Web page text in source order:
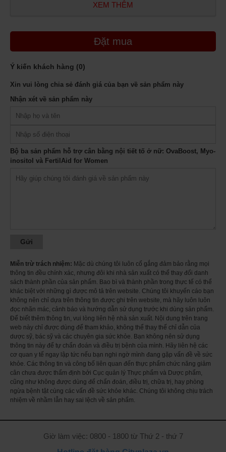
Bộ ba sản phẩm hỗ trợ cân bằng nội tiết tố ở nữ - mẫu cũ
Bộ ba sản phẩm hỗ trợ cân bằng nội tiết tố ở nữ - mẫu mới
Chất lượng trứng không chỉ ảnh hưởng đến khả năng thụ thai mà còn ảnh
hưởng đến sức khỏe sau này của con. Chất lượng trứng sẽ suy giảm khi
phụ nữ già đi. Tuy nhiên, tuổi tác không phải là yếu tố duy nhất ảnh hưởng
nhiễm nhiều chất độc hại, stress nhiều, chế độ ăn uống không hợp lý, mất
cân bằng nội tiết tố, từng phẫu thuật buồng trứng vv những yếu tố trên đều
ảnh hưởng đến chất lượng trứng của người phụ nữ, khiến cho việc thụ thai
XEM THÊM
Đặt mua
Ý kiến khách hàng (0)
Xin vui lòng chia sẻ đánh giá của bạn về sản phẩm này
Nhận xét về sản phẩm này
Bộ ba sản phẩm hỗ trợ cân bằng nội tiết tố ở nữ: OvaBoost, Myo-
inositol và FertilAid for Women
Miễn trừ trách nhiệm: Mặc dù chúng tôi luôn cố gắng đảm bảo rằng mọi
thông tin đều chính xác, nhưng đôi khi nhà sản xuất có thể thay đổi danh
sách thành phần của sản phẩm. Bao bì và thành phần trong thực tế có thể
khác biệt với những gì được mô tả trên website. Chúng tôi khuyến cáo bạn
không nên chỉ dựa trên thông tin được ghi trên website, mà hãy luôn luôn
đọc nhãn mác, cảnh báo và hướng dẫn sử dụng trước khi dùng sản phẩm.
Để biết thêm thông tin, vui lòng liên hệ nhà sản xuất. Nội dung trên trang
web này chỉ được dùng để tham khảo, không thể thay thế chỉ dẫn của
dược sỹ, bác sỹ và các chuyên gia sức khỏe. Bạn không nên sử dụng
thông tin này để tự chẩn đoán và điều trị bệnh của mình. Hãy liên hệ các
cơ quan y tế ngay lập tức nếu bạn nghi ngờ mình đang gặp vấn đề về sức
khỏe. Các thông tin và công bố liên quan đến thực phẩm chức năng giảm
cân chưa được thẩm định bởi Cục quản lý Thực phẩm và Dược phẩm,
cũng như không được dùng để chẩn đoán, điều trị, chữa trị, hay phòng
ngừa bệnh tật cùng các vấn đề sức khỏe khác. Chúng tôi không chịu trách
nhiệm về nhầm lẫn hay sai lệch về sản phẩm.
Giờ làm việc: 0800 - 1800 từ Thứ 2 - thứ 7